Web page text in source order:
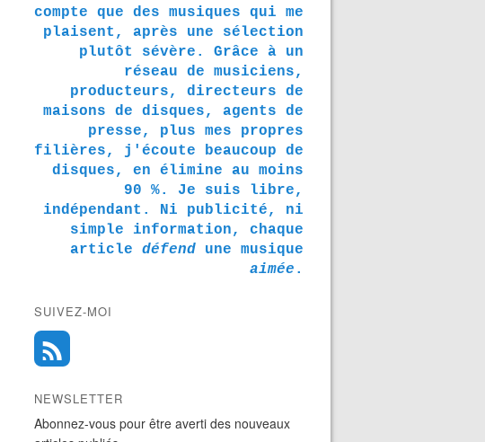
compte que des musiques qui me
plaisent, après une sélection
plutôt sévère. Grâce à un
réseau de musiciens,
producteurs, directeurs de
maisons de disques, agents de
presse, plus mes propres
filières, j'écoute beaucoup de
disques, en élimine au moins
90 %. Je suis libre,
indépendant. Ni publicité, ni
simple information, chaque
article défend une musique
aimée .
SUIVEZ-MOI
NEWSLETTER
Abonnez-vous pour être averti des nouveaux